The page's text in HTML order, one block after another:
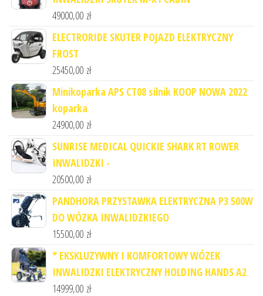
49000,00 zł
ELECTRORIDE SKUTER POJAZD ELEKTRYCZNY
FROST
25450,00 zł
Minikoparka APS CT08 silnik KOOP NOWA 2022
koparka
24900,00 zł
SUNRISE MEDICAL QUICKIE SHARK RT ROWER
INWALIDZKI -
20500,00 zł
PANDHORA PRZYSTAWKA ELEKTRYCZNA P3 500W
DO WÓZKA INWALIDZKIEGO
15500,00 zł
* EKSKLUZYWNY I KOMFORTOWY WÓZEK
INWALIDZKI ELEKTRYCZNY HOLDING HANDS A2
14999,00 zł